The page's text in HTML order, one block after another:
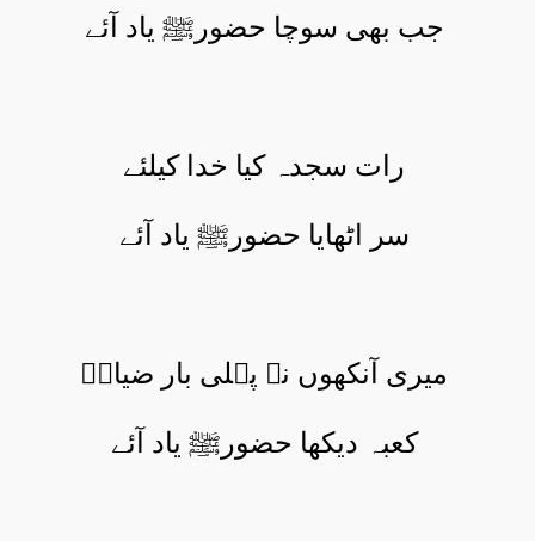
جب بھی سوچا حضورﷺ یاد آئے
رات سجدہ کیا خدا کیلئے
سر اٹھایا حضورﷺ یاد آئے
میری آنکھوں نے پہلی بار ضیاءؔ
کعبہ دیکھا حضورﷺ یاد آئے